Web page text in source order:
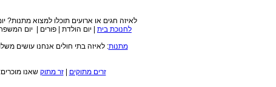
לאיזה חגים או ארועים תוכלו למצוא מתנות? יום האהבה 2011 | יום האישה | יום נישואין | חבילות שי לראש השנה | מתנות
לחנוכת בית | יום הולדת | פורים | יום
מתנות: לאיזה בתי חולים אנחנו עושים
זרים מתוקים
|זר מתוק שאנו